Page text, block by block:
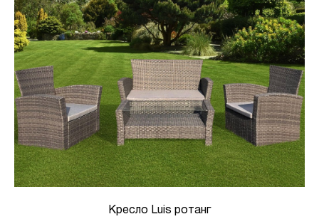
Кресло Luis ротанг